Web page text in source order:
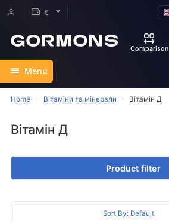
€
Comparison
Menu
Home Вітаміни та мінерали Вітамін Д
Вітамін Д
Product filter
Sort By: Default